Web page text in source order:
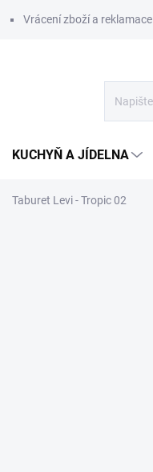
Vrácení zboží a reklamace
KUCHYŇ A JÍDELNA
Taburet Levi - Tropic 02